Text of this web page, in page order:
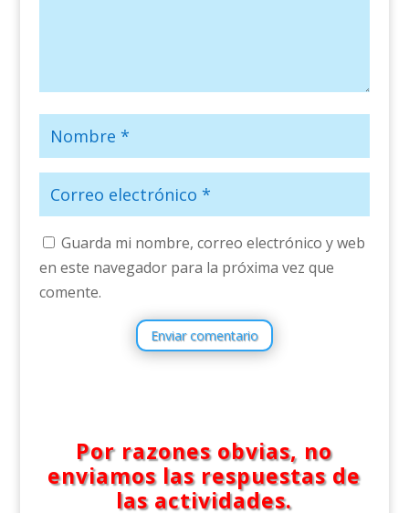
Guarda mi nombre, correo electrónico y web
en este navegador para la próxima vez que
comente.
Enviar comentario
Por razones obvias, no
enviamos las respuestas de
las actividades.